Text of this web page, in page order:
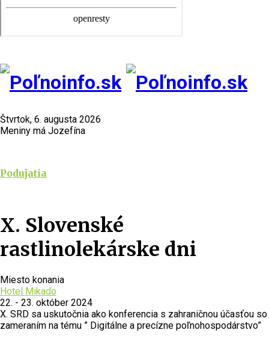
Štvrtok, 6. augusta 2026
Meniny má Jozefína
Podujatia
X. Slovenské
rastlinolekárske dni
Miesto konania
Hotel Mikado
22. - 23. október 2024
X. SRD sa uskutočnia ako konferencia s zahraničnou účasťou so
zameraním na tému ” Digitálne a precízne poľnohospodárstvo”